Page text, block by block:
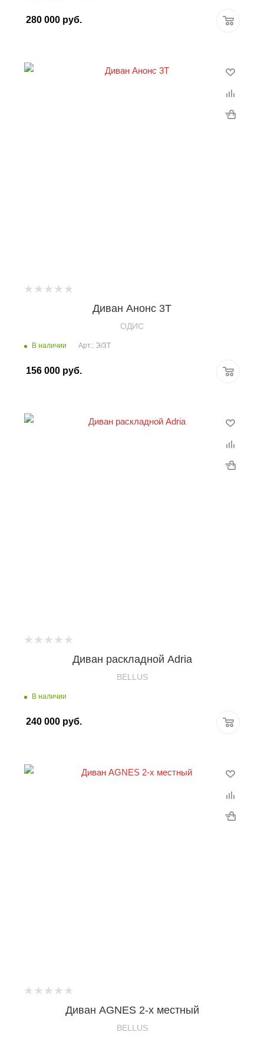
280 000 руб.
Диван Анонс 3T
OДИС
В наличии Арт.: Э/3T
156 000 руб.
Диван раскладной Adria
BELLUS
В наличии
240 000 руб.
Диван AGNES 2-х местный
BELLUS